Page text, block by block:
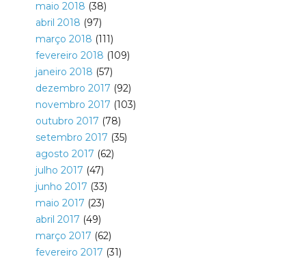
maio 2018 (38)
abril 2018 (97)
março 2018 (111)
fevereiro 2018 (109)
janeiro 2018 (57)
dezembro 2017 (92)
novembro 2017 (103)
outubro 2017 (78)
setembro 2017 (35)
agosto 2017 (62)
julho 2017 (47)
junho 2017 (33)
maio 2017 (23)
abril 2017 (49)
março 2017 (62)
fevereiro 2017 (31)